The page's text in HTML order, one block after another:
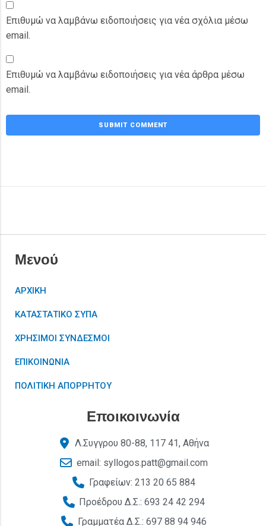
Επιθυμώ να λαμβάνω ειδοποιήσεις για νέα σχόλια μέσω
email.
Επιθυμώ να λαμβάνω ειδοποιήσεις για νέα άρθρα μέσω
email.
Μενού
ΑΡΧΙΚΗ
ΚΑΤΑΣΤΑΤΙΚΟ ΣΥΠΑ
ΧΡΗΣΙΜΟΙ ΣΥΝΔΕΣΜΟΙ
ΕΠΙΚΟΙΝΩΝΙΑ
ΠΟΛΙΤΙΚΗ ΑΠΟΡΡΗΤΟΥ
Εποικοινωνία
Λ.Συγγρου 80-88, 117 41, Αθήνα
email: syllogos.patt@gmail.com
Γραφείων: 213 20 65 884
Προέδρου Δ.Σ.: 693 24 42 294
Γραμματέα Δ.Σ.: 697 88 94 946